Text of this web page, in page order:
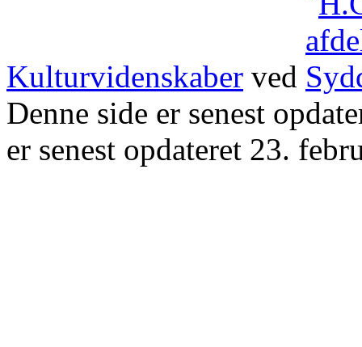
Kulturvidenskaber ved
Denne side er senest
er senest opdateret 23.